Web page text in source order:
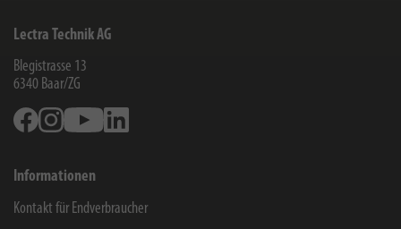
Lectra Technik AG
Blegistrasse 13
6340 Baar/ZG
FacebookInstagramYoutube
Informationen
Kontakt für Endverbraucher